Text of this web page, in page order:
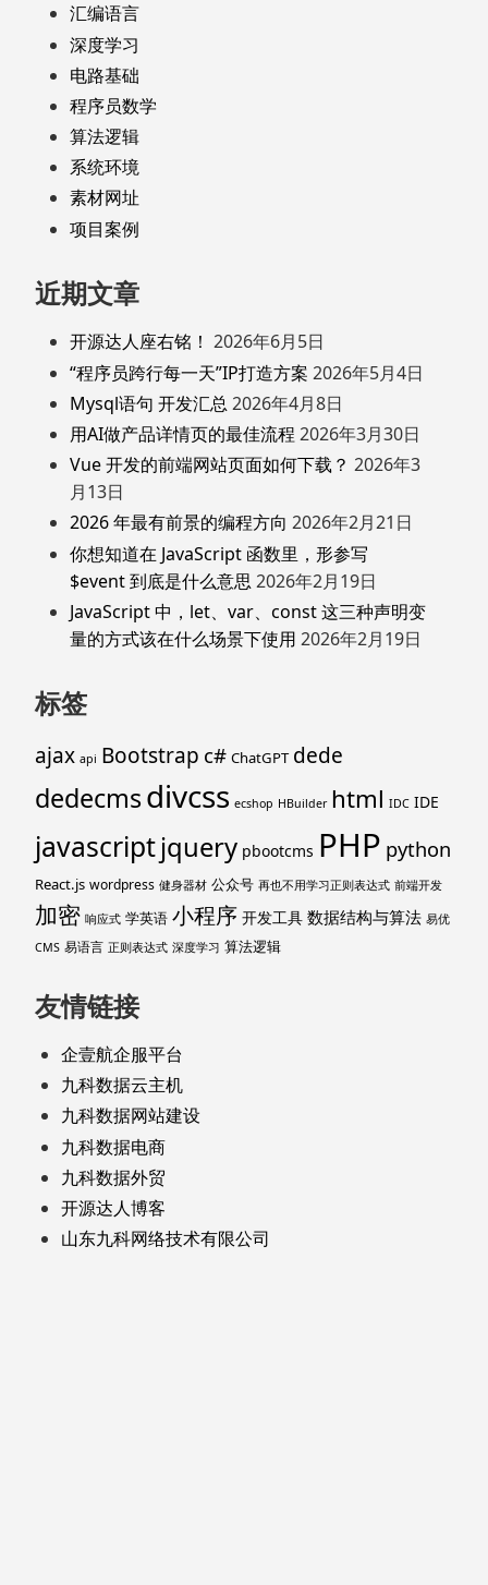
汇编语言
深度学习
电路基础
程序员数学
算法逻辑
系统环境
素材网址
项目案例
近期文章
开源达人座右铭！ 2026年6月5日
“程序员跨行每一天”IP打造方案 2026年5月4日
Mysql语句 开发汇总 2026年4月8日
用AI做产品详情页的最佳流程 2026年3月30日
Vue 开发的前端网站页面如何下载？ 2026年3
月13日
2026 年最有前景的编程方向 2026年2月21日
你想知道在 JavaScript 函数里，形参写
$event 到底是什么意思 2026年2月19日
JavaScript 中，let、var、const 这三种声明变
量的方式该在什么场景下使用 2026年2月19日
标签
ajax api Bootstrap c# ChatGPT dede
dedecmsdivcss ecshop HBuilder html IDC IDE
javascriptjquery pbootcms PHP python
React.js wordpress 健身器材 公众号 再也不用学习正则表达式 前端开发
加密 响应式 学英语 小程序 开发工具 数据结构与算法 易优
CMS 易语言 正则表达式 深度学习 算法逻辑
友情链接
企壹航企服平台
九科数据云主机
九科数据网站建设
九科数据电商
九科数据外贸
开源达人博客
山东九科网络技术有限公司